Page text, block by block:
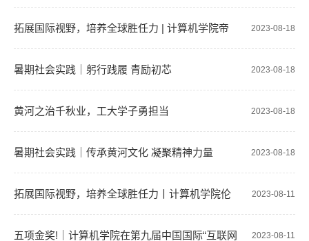
等奖 2023-08-18
拓展国际视野，培养全球胜任力 | 计算机学院帝
国理工学院“数据科学”暑期学校项目圆满结束 2023-08-18
暑期社会实践｜躬行践履 青励初芯
2023-08-18
黄河之治千秋业，工大学子勇担当
2023-08-18
暑期社会实践｜传承黄河文化 凝聚精神力量
2023-08-11
拓展国际视野，培养全球胜任力丨计算机学院伦
敦大学学院暑期夏令营圆满结束 2023-08-11
五项金奖!｜计算机学院在第九届中国国际“互联网